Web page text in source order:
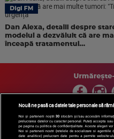
Digi FM
Dan Alexa, detalii despre
modelul a dezvăluit că are
înceapă tratamentul...
Copyright © 2026 /
Arhiva
Comunicate de presă
Nouă ne pasă ca datele tale personale să
Noi și partenerii noștri30 stocăm și/sau accesăm
prelucrarea datelor cu caracter personal. Puteți accepta
pe pagina cu politica de confidențialitate. Aceste alegeri vor
Noi si partenerii nostri (retelele de socializare si agentiile
date analitice) prelucram date pentru a permite website-